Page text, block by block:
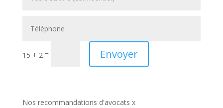
15 + 2 = Envoyer
Nos recommandations d'avocats x